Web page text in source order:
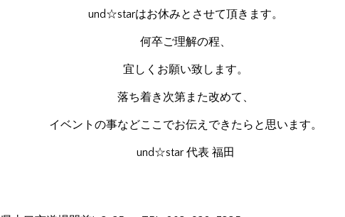
und☆starはお休みとさせて頂きます。
何卒ご理解の程、
宜しくお願い致します。
落ち着き次第また改めて、
イベントの事などここでお伝えできたらと思います。
und☆star 代表 福田